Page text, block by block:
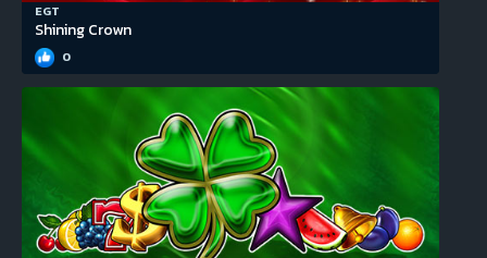
EGT
Shining Crown
0